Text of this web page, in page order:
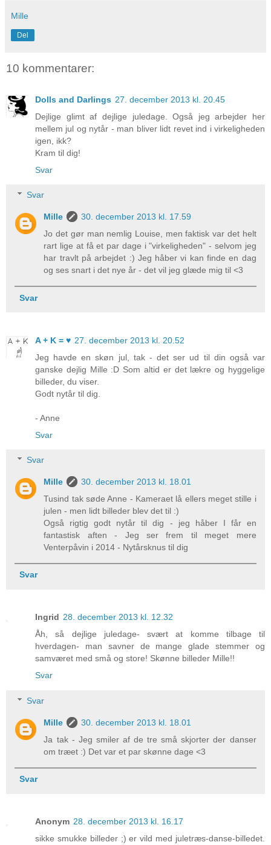
Mille
Del
10 kommentarer:
Dolls and Darlings 27. december 2013 kl. 20.45
Dejlige glimt af dejlige juledage. Også jeg arbejder her
mellem jul og nytår - man bliver lidt revet ind i virkeligheden
igen, ikk?
Kram til dig!
Svar
Svar
Mille
30. december 2013 kl. 17.59
Jo det gør man nemlig Louise, men faktisk var det helt
rart lige at få et par dage i "virkeligheden" - selvom jeg
har travlt på arbejdet :) Jeg håber vi kan finde en dag
og ses snart i det nye år - det vil jeg glæde mig til <3
Svar
A + K = ♥ 27. december 2013 kl. 20.52
Jeg havde en skøn jul, tak - det ser ud til din også var
ganske dejlig Mille :D Som altid er det lækre og hyggelige
billeder, du viser.
Godt nytår til dig.
- Anne
Svar
Svar
Mille
30. december 2013 kl. 18.01
Tusind tak søde Anne - Kameraet lå ellers meget stille i
julen - men lidt billeder blev det til :)
Også rigtig godt nytår til dig - jeg håber I får en
fantastisk aften - Jeg ser frem til meget mere
Venterpåvin i 2014 - Nytårsknus til dig
Svar
Ingrid 28. december 2013 kl. 12.32
Åh, så dejlige juledage- svært at komme tilbage til
hverdagen- man savner de mange glade stemmer og
samværet med små og store! Skønne billeder Mille!!
Svar
Svar
Mille
30. december 2013 kl. 18.01
Ja tak - Jeg smiler af de tre små skjorter der danser
om træet :) Det var et par skønne dage <3
Svar
Anonym 28. december 2013 kl. 16.17
sikke smukke billeder ;) er vild med juletræs-danse-billedet.